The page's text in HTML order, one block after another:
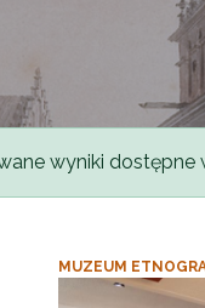
wyniki dostępne
MUZEUM